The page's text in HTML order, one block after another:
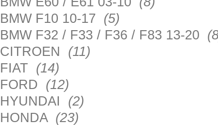
BMW F10 10-17 (5)
BMW F32 / F33 / F36 / F83 13-20
CITROEN (11)
FIAT (14)
FORD (12)
HYUNDAI (2)
HONDA (23)